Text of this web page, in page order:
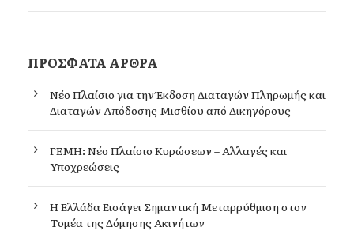
ΠΡΌΣΦΑΤΑ ΆΡΘΡΑ
Νέο Πλαίσιο για την Έκδοση Διαταγών Πληρωμής και
Διαταγών Απόδοσης Μισθίου από Δικηγόρους
ΓΕΜΗ: Νέο Πλαίσιο Κυρώσεων – Αλλαγές και
Υποχρεώσεις
Η Ελλάδα Εισάγει Σημαντική Μεταρρύθμιση στον
Τομέα της Δόμησης Ακινήτων